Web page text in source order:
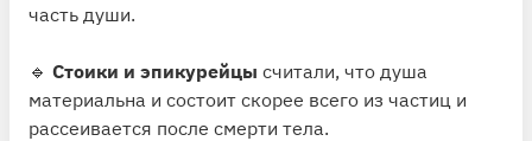
часть души.
🔹 Стоики и эпикурейцы считали, что душа
материальна и состоит скорее всего из частиц и
рассеивается после смерти тела.